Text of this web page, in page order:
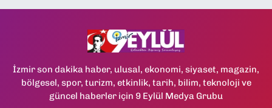
İzmir son dakika haber, ulusal, ekonomi, siyaset, magazin,
bölgesel, spor, turizm, etkinlik, tarih, bilim, teknoloji ve
güncel haberler için 9 Eylül Medya Grubu